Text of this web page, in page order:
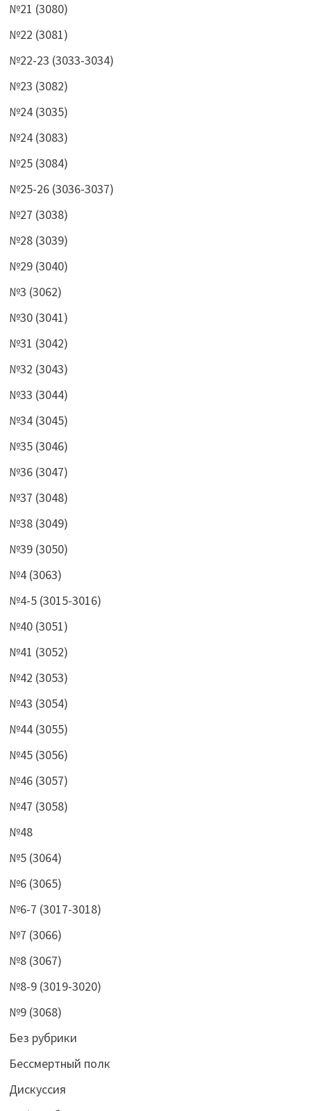
№21 (3080)
№22 (3081)
№22-23 (3033-3034)
№23 (3082)
№24 (3035)
№24 (3083)
№25 (3084)
№25-26 (3036-3037)
№27 (3038)
№28 (3039)
№29 (3040)
№3 (3062)
№30 (3041)
№31 (3042)
№32 (3043)
№33 (3044)
№34 (3045)
№35 (3046)
№36 (3047)
№37 (3048)
№38 (3049)
№39 (3050)
№4 (3063)
№4-5 (3015-3016)
№40 (3051)
№41 (3052)
№42 (3053)
№43 (3054)
№44 (3055)
№45 (3056)
№46 (3057)
№47 (3058)
№48
№5 (3064)
№6 (3065)
№6-7 (3017-3018)
№7 (3066)
№8 (3067)
№8-9 (3019-3020)
№9 (3068)
Без рубрики
Бессмертный полк
Дискуссия